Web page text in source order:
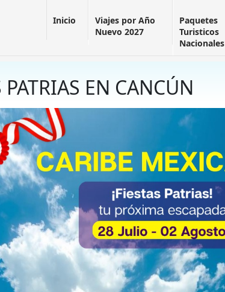
Inicio
Viajes por Año
Nuevo 2027
Paquetes
Turisticos
Nacionales
PATRIAS EN CANCÚN